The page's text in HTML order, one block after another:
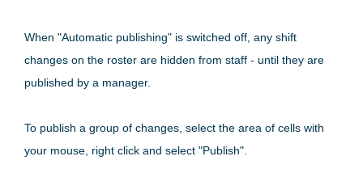
When "Automatic publishing" is switched off, any shift
changes on the roster are hidden from staff - until they are
published by a manager.
To publish a group of changes, select the area of cells with
your mouse, right click and select "Publish".